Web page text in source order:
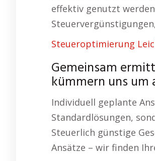
effektiv genutzt
Steueroptimierung
Gemeinsam
kümmern uns um
Individuell geplante
Standardlösungen,
Steuerlich günstige
Ansätze – wir finden